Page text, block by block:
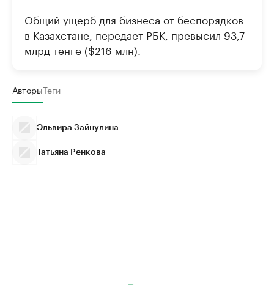
Общий ущерб для бизнеса от беспорядков
в Казахстане, передает РБК, превысил 93,7
млрд тенге ($216 млн).
АвторыТеги
Эльвира Зайнулина
Татьяна Ренкова